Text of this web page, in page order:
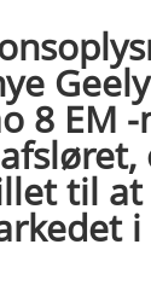
8 EM
til